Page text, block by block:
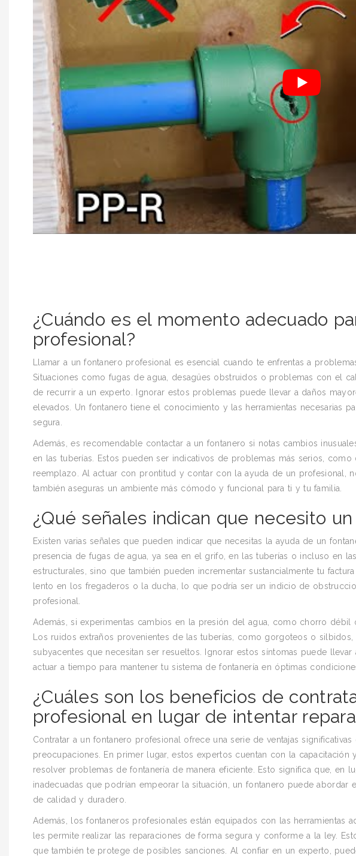
¿Cuándo es el momento adecuado
profesional?
Llamar a un fontanero profesional es esencial cuando te enfrentas a
Situaciones como fugas de agua, desagües obstruidos o problemas con el
de recurrir a un experto. Ignorar estos problemas puede llevar a daños
elevados. Un fontanero tiene el conocimiento y las herramientas necesarias
segura.
Además, es recomendable contactar a un fontanero si notas cambios
en las tuberías. Estos pueden ser indicativos de problemas más serios,
reemplazo. Al actuar con prontitud y contar con la ayuda de un profesional,
también aseguras un ambiente más cómodo y funcional para ti y tu familia.
¿Qué señales indican que necesito
Existen varias señales que pueden indicar que necesitas la ayuda de un
presencia de fugas de agua, ya sea en el grifo, en las tuberías o incluso en
estructurales, sino que también pueden incrementar sustancialmente tu
lento en los fregaderos o la ducha, lo que podría ser un indicio de
profesional.
Además, si experimentas cambios en la presión del agua, como chorro débil
Los ruidos extraños provenientes de las tuberías, como gorgoteos o
subyacentes que necesitan ser resueltos. Ignorar estos síntomas puede
actuar a tiempo para mantener tu sistema de fontanería en óptimas
¿Cuáles son los beneficios de
profesional en lugar de intentar
Contratar a un fontanero profesional ofrece una serie de ventajas
preocupaciones. En primer lugar, estos expertos cuentan con la capacitación
resolver problemas de fontanería de manera eficiente. Esto significa que, en
inadecuadas que podrían empeorar la situación, un fontanero puede abordar
de calidad y duradero.
Además, los fontaneros profesionales están equipados con las herramientas
les permite realizar las reparaciones de forma segura y conforme a la ley.
que también te protege de posibles sanciones. Al confiar en un experto,